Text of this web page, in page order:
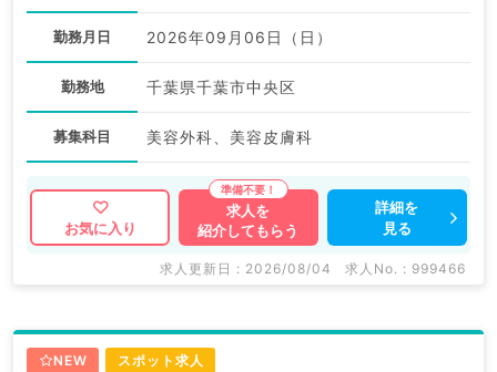
勤務月日 2026年09月06日（日）
勤務地 千葉県千葉市中央区
募集科目 美容外科、美容皮膚科
お気に入り
求人を
紹介してもらう
詳細を
見る
求人更新日 : 2026/08/04 求人No. : 999466
NEW スポット求人